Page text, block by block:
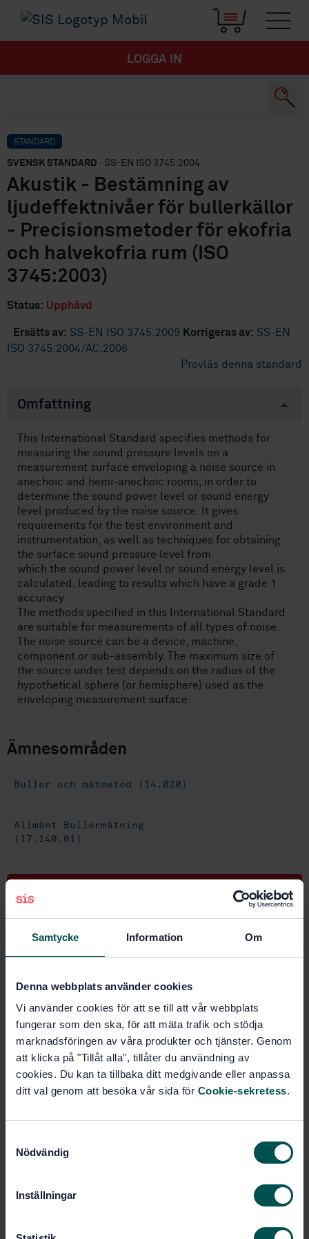
Samtycke Information Om
Denna webbplats använder cookies
Vi använder cookies för att se till att vår webbplats
fungerar som den ska, för att mäta trafik och stödja
marknadsföringen av våra produkter och tjänster. Genom
att klicka på "Tillåt alla", tillåter du användning av
cookies. Du kan ta tillbaka ditt medgivande eller anpassa
ditt val genom att besöka vår sida för Cookie-sekretess.
Nödvändig
Inställningar
LOGGA IN
STANDARD
SVENSK STANDARD · SS-EN ISO 3745:2004
Akustik - Bestämning av
ljudeffektnivåer för bullerkällor
- Precisionsmetoder för ekofria
och halvekofria rum (ISO
3745:2003)
Status: Upphävd
· Ersätts av: SS-EN ISO 3745:2009 Korrigeras av: SS-EN
ISO 3745:2004/AC:2006
Provläs denna standard
Omfattning
This International Standard specifies methods for
measuring the sound pressure levels on a
measurement surface enveloping a noise source in
anechoic and hemi-anechoic rooms, in order to
determine the sound power level or sound energy
level produced by the noise source. It gives
requirements for the test environment and
instrumentation, as well as techniques for obtaining
the surface sound pressure level from
which the sound power level or sound energy level is
calculated, leading to results which have a grade 1
accuracy.
The methods specified in this International Standard
are suitable for measurements of all types of noise.
The noise source can be a device, machine,
component or sub-assembly. The maximum size of
the source under test depends on the radius of the
hypothetical sphere (or hemisphere) used as the
enveloping measurement surface.
Ämnesområden
Buller och mätmetod (14.020)
Allmänt Bullermätning
(17.140.01)
Köp denna standard
SVENSK STANDARD
halvekofria rum (ISO 3745:2003)
Prenumerera på standarden - Läs mer
Pris:1 599 SEK
PDF
Lägg i varukorgen
Språk:
standarder